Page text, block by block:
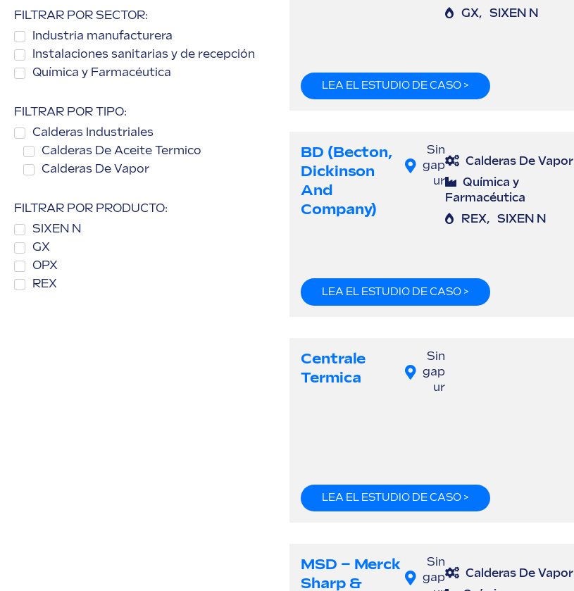
FILTRAR POR SECTOR:
Industria manufacturera
Instalaciones sanitarias y de recepción
Química y Farmacéutica
FILTRAR POR TIPO:
Calderas Industriales
Calderas De Aceite Termico
Calderas De Vapor
FILTRAR POR PRODUCTO:
SIXEN N
GX
OPX
REX
GX, SIXEN N
LEA EL ESTUDIO DE CASO >
BD (Becton,
Dickinson
And
Company)
Sin
gap
ur
Calderas De Vapor
Química y
Farmacéutica
REX, SIXEN N
LEA EL ESTUDIO DE CASO >
Centrale
Termica
Sin
gap
ur
LEA EL ESTUDIO DE CASO >
MSD – Merck
Sharp &
Sin
gap
Calderas De Vapor